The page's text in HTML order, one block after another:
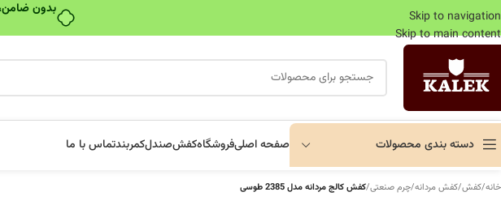
بدون
Skip to navigation
Skip to main content
دسته بندی محصولات صفحه اصلیفروشگاهکفشصندلکمربندتماس با ما
خانه/کفش/کفش مردانه/چرم صنعتی/کفش کالج مردانه مدل 2385 طوسی